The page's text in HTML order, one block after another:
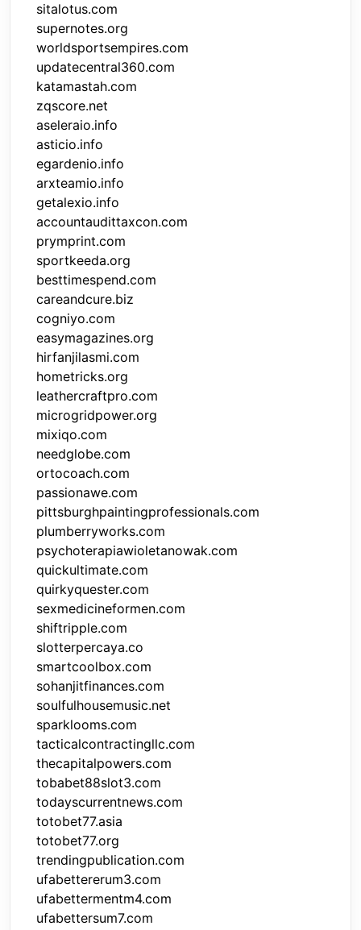
sitalotus.com
supernotes.org
worldsportsempires.com
updatecentral360.com
katamastah.com
zqscore.net
aseleraio.info
asticio.info
egardenio.info
arxteamio.info
getalexio.info
accountaudittaxcon.com
prymprint.com
sportkeeda.org
besttimespend.com
careandcure.biz
cogniyo.com
easymagazines.org
hirfanjilasmi.com
hometricks.org
leathercraftpro.com
microgridpower.org
mixiqo.com
needglobe.com
ortocoach.com
passionawe.com
pittsburghpaintingprofessionals.com
plumberryworks.com
psychoterapiawioletanowak.com
quickultimate.com
quirkyquester.com
sexmedicineformen.com
shiftripple.com
slotterpercaya.co
smartcoolbox.com
sohanjitfinances.com
soulfulhousemusic.net
sparklooms.com
tacticalcontractingllc.com
thecapitalpowers.com
tobabet88slot3.com
todayscurrentnews.com
totobet77.asia
totobet77.org
trendingpublication.com
ufabettererum3.com
ufabettermentm4.com
ufabettersum7.com